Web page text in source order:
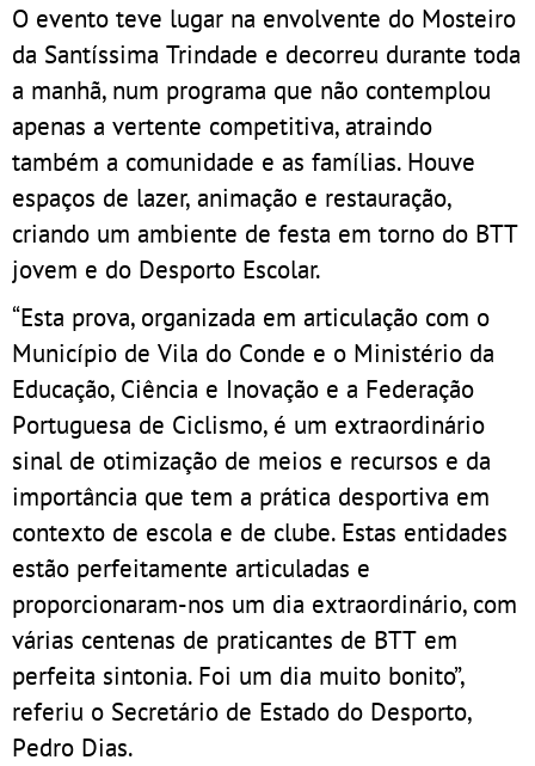
O evento teve lugar na envolvente do Mosteiro
da Santíssima Trindade e decorreu durante toda
a manhã, num programa que não contemplou
apenas a vertente competitiva, atraindo
também a comunidade e as famílias. Houve
espaços de lazer, animação e restauração,
criando um ambiente de festa em torno do BTT
jovem e do Desporto Escolar.
“Esta prova, organizada em articulação com o
Município de Vila do Conde e o Ministério da
Educação, Ciência e Inovação e a Federação
Portuguesa de Ciclismo, é um extraordinário
sinal de otimização de meios e recursos e da
importância que tem a prática desportiva em
contexto de escola e de clube. Estas entidades
estão perfeitamente articuladas e
proporcionaram-nos um dia extraordinário, com
várias centenas de praticantes de BTT em
perfeita sintonia. Foi um dia muito bonito”,
referiu o Secretário de Estado do Desporto,
Pedro Dias.